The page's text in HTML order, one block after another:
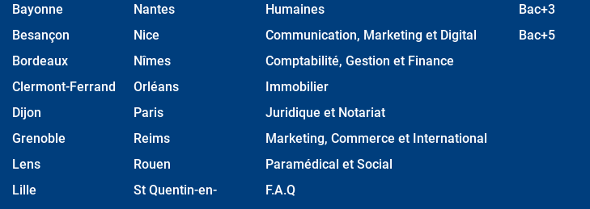
Bayonne
Besançon
Bordeaux
Clermont-Ferrand
Dijon
Grenoble
Lens
Lille
Nantes
Nice
Nîmes
Orléans
Paris
Reims
Rouen
St Quentin-en-
Humaines
Communication, Marketing et Digital
Comptabilité, Gestion et Finance
Immobilier
Juridique et Notariat
Marketing, Commerce et International
Paramédical et Social
F.A.Q
Bac+3
Bac+5